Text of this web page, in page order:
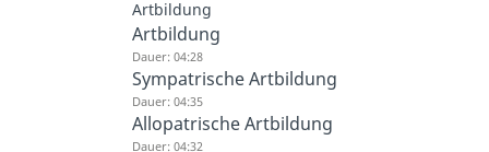
Artbildung
Artbildung
Dauer: 04:28
Sympatrische Artbildung
Dauer: 04:35
Allopatrische Artbildung
Dauer: 04:32